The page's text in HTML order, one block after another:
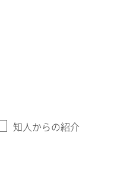
知人からの紹介